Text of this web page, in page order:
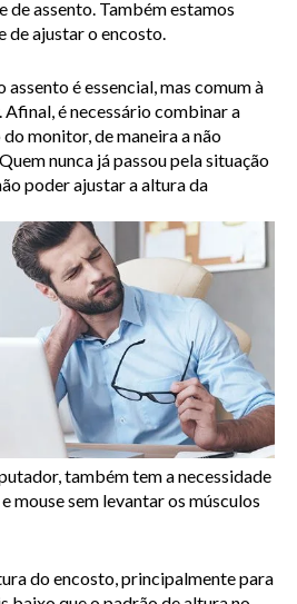
de assento. Também estamos
ajustar o encosto.
é essencial, mas comum à
é necessário combinar a
monitor, de maneira a não
nunca já passou pela situação
poder ajustar a altura da
também tem a necessidade
mouse sem levantar os músculos
do encosto, principalmente para